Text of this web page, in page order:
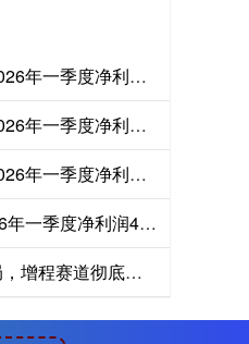
亿融策略 铁建重工：2026年一季度净利润2.48亿元
弘益配资 铁流股份：2026年一季度净利润2964.62万元 同比增长11.56%
思考配资 北特科技：2026年一季度净利润2717.81万元 同比增长17.86%
民信配资 泰凯英：2026年一季度净利润4097.78万元 同比增长22.23%
象泰配资 大众高调入局，增程赛道彻底火了？